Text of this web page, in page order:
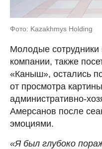
Фото: Kazakhmys Holding
Молодые сотрудники
компании, также
«Каныш», остались
от просмотра
административно-
Амерсанов после
эмоциями.
«Я был глубоко